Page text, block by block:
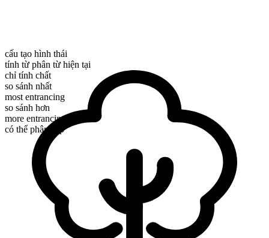
cấu tạo hình thái
tính từ phân từ hiện tại
chỉ tính chất
so sánh nhất
most entrancing
so sánh hơn
more entrancing
có thể phân cấp